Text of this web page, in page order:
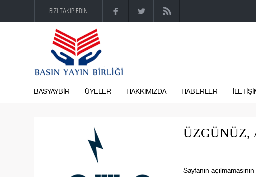
BİZİ TAKİP EDİN
BASYAYBİR ÜYELER HAKKIMIZDA HABERLER
ÜZGÜNÜZ,
Sayfanın